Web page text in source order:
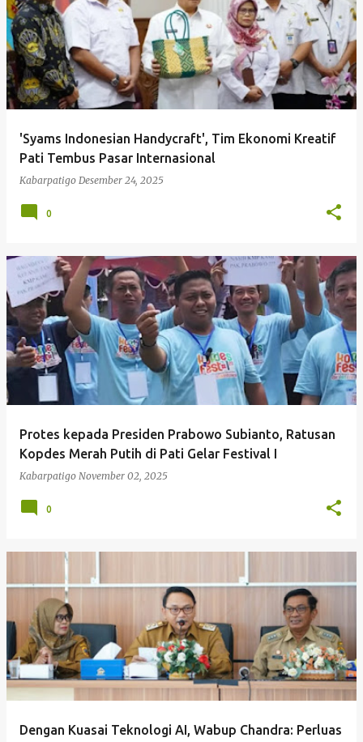
'Syams Indonesian Handycraft', Tim Ekonomi Kreatif
Pati Tembus Pasar Internasional
Kabarpatigo Desember 24, 2025
0
Protes kepada Presiden Prabowo Subianto, Ratusan
Kopdes Merah Putih di Pati Gelar Festival I
Kabarpatigo November 02, 2025
0
Dengan Kuasai Teknologi AI, Wabup Chandra: Perluas